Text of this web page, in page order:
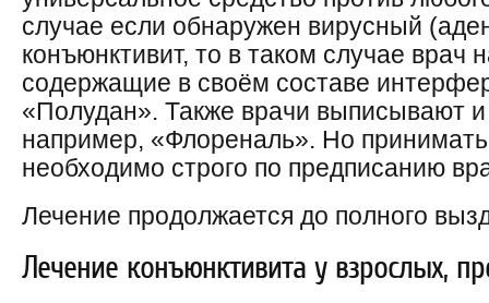
случае если обнаружен вирусный
конъюнктивит, то в таком случае врач
содержащие в своём составе
«Полудан». Также врачи выписывают
например, «Флореналь». Но
необходимо строго по предписанию
Лечение продолжается до полного
Лечение конъюнктивита у взрослых,